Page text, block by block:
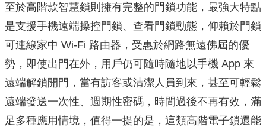
至於高階款智慧鎖則擁有完整的門鎖功能，最強大特點
是支援手機遠端操控門鎖、查看門鎖動態，仰賴於門鎖
可連線家中 Wi-Fi 路由器，受惠於網路無遠佛屆的優
勢，即使出門在外，用戶仍可隨時隨地以手機 App 來
遠端解鎖開門，當有訪客或清潔人員到來，甚至可輕鬆
遠端發送一次性、週期性密碼，時間過後不再有效，滿
足多種應用情境，值得一提的是，這類高階電子鎖還能